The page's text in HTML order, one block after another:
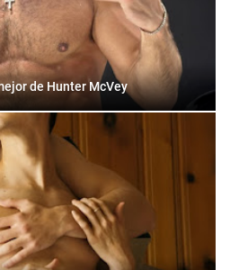
de Hunter McVey